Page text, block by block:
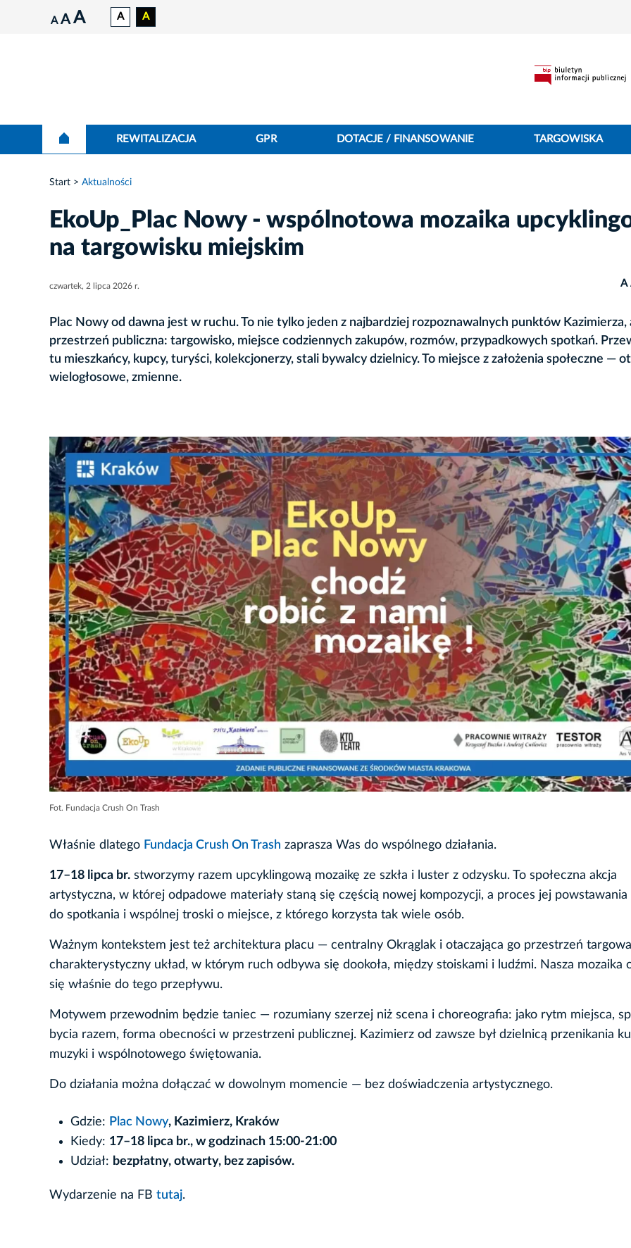
A A A A A
REWITALIZACJA GPR DOTACJE / FINANSOWANIE TARGOWISKA
Start Aktualności
EkoUp_Plac Nowy - wspólnotowa mozaika
na targowisku miejskim
czwartek, 2 lipca 2026 r. A
Plac Nowy od dawna jest w ruchu. To nie tylko jeden z najbardziej rozpoznawalnych punktów Kazimierza,
przestrzeń publiczna: targowisko, miejsce codziennych zakupów, rozmów, przypadkowych spotkań.
tu mieszkańcy, kupcy, turyści, kolekcjonerzy, stali bywalcy dzielnicy. To miejsce z założenia społeczne —
wielogłosowe, zmienne.
Fot. Fundacja Crush On Trash
Właśnie dlatego Fundacja Crush On Trash zaprasza Was do wspólnego działania.
17–18 lipca br. stworzymy razem upcyklingową mozaikę ze szkła i luster z odzysku. To społeczna akcja
artystyczna, w której odpadowe materiały staną się częścią nowej kompozycji, a proces jej
do spotkania i wspólnej troski o miejsce, z którego korzysta tak wiele osób.
Ważnym kontekstem jest też architektura placu — centralny Okrąglak i otaczająca go przestrzeń
charakterystyczny układ, w którym ruch odbywa się dookoła, między stoiskami i ludźmi. Nasza mozaika
się właśnie do tego przepływu.
Motywem przewodnim będzie taniec — rozumiany szerzej niż scena i choreografia: jako rytm miejsca,
bycia razem, forma obecności w przestrzeni publicznej. Kazimierz od zawsze był dzielnicą przenikania
muzyki i wspólnotowego świętowania.
Do działania można dołączać w dowolnym momencie — bez doświadczenia artystycznego.
Gdzie: Plac Nowy, Kazimierz, Kraków
Kiedy: 17–18 lipca br., w godzinach 15:00-21:00
Udział: bezpłatny, otwarty, bez zapisów.
Wydarzenie na FB tutaj.